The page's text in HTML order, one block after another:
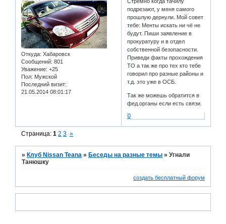
Откуда: Хабаровск
Сообщений: 801
Уважение: +25
Пол: Мужской
Последний визит:
21.05.2014 08:01:17
подрезают, у меня самого
прошлую дернули. Мой совет
тебе: Менты искать ни чё не
будут. Пиши заявление в
прокуратуру и в отдел
собственной безопасности.
Приведи факты прохождения
ТО а так же про тех кто тебе
говорил про разные районы и
т.д. это уже в ОСБ.
Так же можешь обратится в
фед.органы если есть связи.
0
Страница:1 2 3 »
»Клуб Nissan Teana »Беседы на разные темы »Угнали
Танюшку
создать бесплатный форум